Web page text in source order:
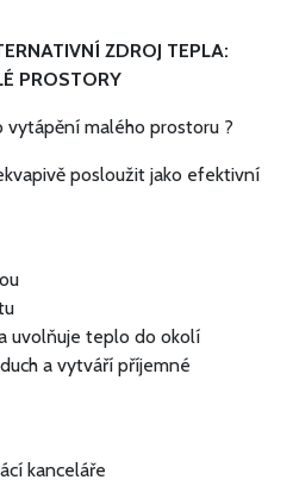
ZDROJ TEPLA:
PROSTORY
malého prostoru ?
posloužit jako efektivní
uvolňuje teplo do okolí
a vytváří příjemné
kanceláře